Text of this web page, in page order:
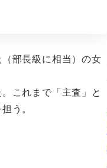
部長級に相当）の女
これまで「主査」と
う。